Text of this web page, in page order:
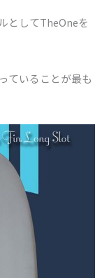
としてTheOneを
ていることが最も